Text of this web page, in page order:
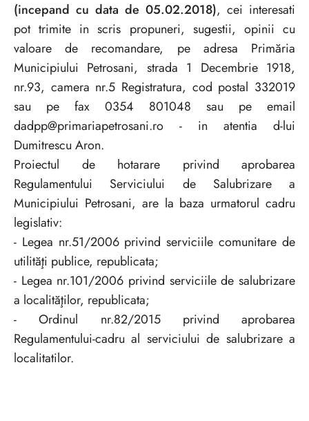
(incepand cu data de 05.02.2018), cei interesati
pot trimite in scris propuneri, sugestii, opinii cu
valoare de recomandare, pe adresa Primăria
Municipiului Petrosani, strada 1 Decembrie 1918,
nr.93, camera nr.5 Registratura, cod postal 332019
sau pe fax 0354 801048 sau pe email
dadpp@primariapetrosani.ro - in atentia d-lui
Dumitrescu Aron.
Proiectul de hotarare privind aprobarea
Regulamentului Serviciului de Salubrizare a
Municipiului Petrosani, are la baza urmatorul cadru
legislativ:
- Legea nr.51/2006 privind serviciile comunitare de
utilităţi publice, republicata;
- Legea nr.101/2006 privind serviciile de salubrizare
a localităţilor, republicata;
- Ordinul nr.82/2015 privind aprobarea
Regulamentului-cadru al serviciului de salubrizare a
localitatilor.